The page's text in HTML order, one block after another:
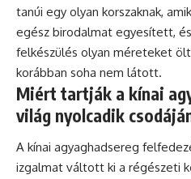
tanúi egy olyan korszaknak,
egész birodalmat egyesített,
felkészülés olyan méreteket
korábban soha nem látott.
Miért tartják a kínai
világ nyolcadik
A kínai agyaghadsereg
izgalmat váltott ki a régészeti